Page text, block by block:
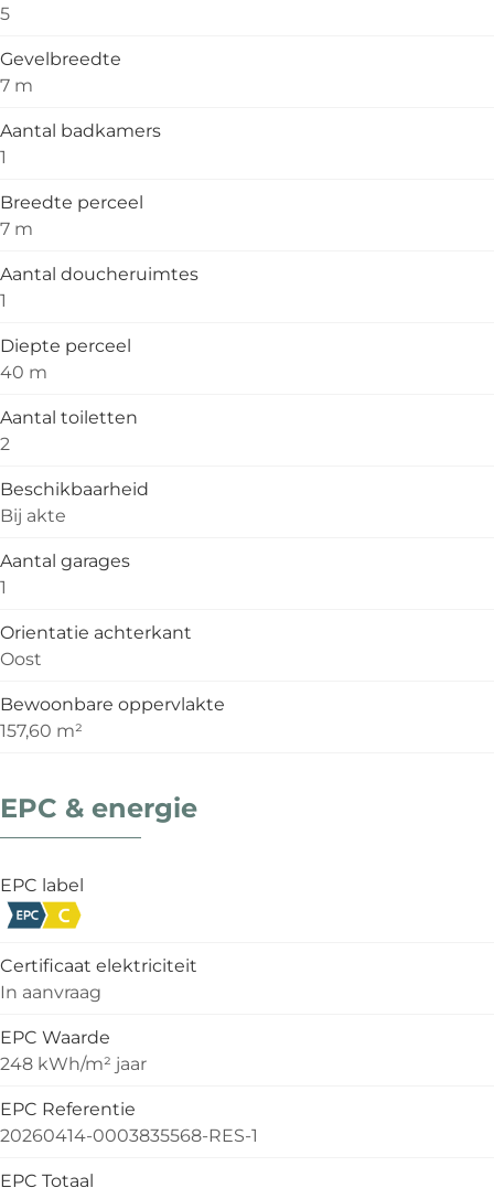
5
Gevelbreedte
7 m
Aantal badkamers
1
Breedte perceel
7 m
Aantal doucheruimtes
1
Diepte perceel
40 m
Aantal toiletten
2
Beschikbaarheid
Bij akte
Aantal garages
1
Orientatie achterkant
Oost
Bewoonbare oppervlakte
157,60 m²
EPC & energie
EPC label
Certificaat elektriciteit
In aanvraag
EPC Waarde
248 kWh/m² jaar
EPC Referentie
20260414-0003835568-RES-1
EPC Totaal